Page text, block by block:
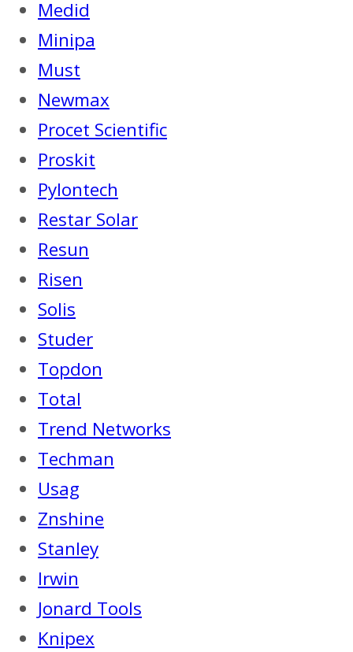
Medid
Minipa
Must
Newmax
Procet Scientific
Proskit
Pylontech
Restar Solar
Resun
Risen
Solis
Studer
Topdon
Total
Trend Networks
Techman
Usag
Znshine
Stanley
Irwin
Jonard Tools
Knipex